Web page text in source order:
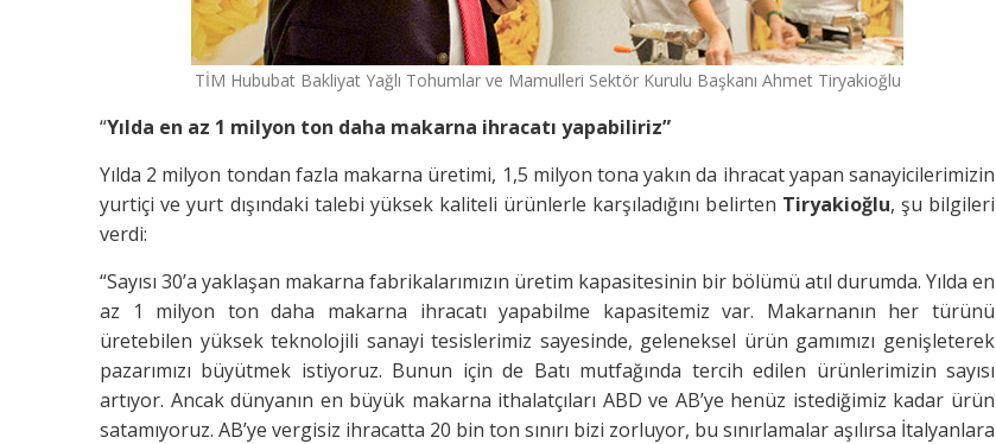
TİM Hububat Bakliyat Yağlı Tohumlar ve Mamulleri Sektör Kurulu Başkanı Ahmet Tiryakioğlu
“Yılda en az 1 milyon ton daha makarna ihracatı yapabiliriz”
Yılda 2 milyon tondan fazla makarna üretimi, 1,5 milyon tona yakın da ihracat yapan sanayicilerimizin
yurtiçi ve yurt dışındaki talebi yüksek kaliteli ürünlerle karşıladığını belirten Tiryakioğlu, şu bilgileri
verdi:
“Sayısı 30’a yaklaşan makarna fabrikalarımızın üretim kapasitesinin bir bölümü atıl durumda. Yılda en
az 1 milyon ton daha makarna ihracatı yapabilme kapasitemiz var. Makarnanın her türünü
üretebilen yüksek teknolojili sanayi tesislerimiz sayesinde, geleneksel ürün gamımızı genişleterek
pazarımızı büyütmek istiyoruz. Bunun için de Batı mutfağında tercih edilen ürünlerimizin sayısı
artıyor. Ancak dünyanın en büyük makarna ithalatçıları ABD ve AB’ye henüz istediğimiz kadar ürün
satamıyoruz. AB’ye vergisiz ihracatta 20 bin ton sınırı bizi zorluyor, bu sınırlamalar aşılırsa İtalyanlara